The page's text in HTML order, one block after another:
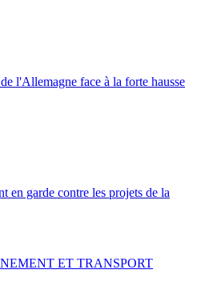
l'Allemagne face à la forte hausse
en garde contre les projets de la
ET TRANSPORT